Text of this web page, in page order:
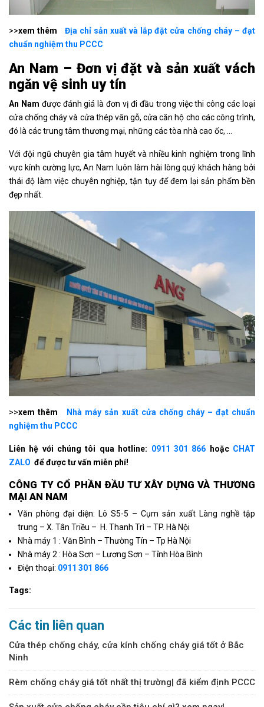
>>xem thêm
Địa chỉ sản xuất và lắp đặt cửa chống cháy – đạt
chuẩn nghiệm thu PCCC
An Nam – Đơn vị đặt và sản xuất vách
ngăn vệ sinh uy tín
An Nam được đánh giá là đơn vị đi đầu trong việc thi công các loại
cửa chống cháy và cửa thép vân gỗ, cửa căn hộ cho các công trình,
đó là các trung tâm thương mại, những các tòa nhà cao ốc, …
Với đội ngũ chuyên gia tâm huyết và nhiều kinh nghiệm trong lĩnh
vực kính cường lực, An Nam luôn làm hài lòng quý khách hàng bởi
thái độ làm việc chuyên nghiệp, tận tụy để đem lại sản phẩm bền
đẹp nhất.
>>xem thêm
Nhà máy sản xuất cửa chống cháy – đạt chuẩn
nghiệm thu PCCC
Liên hệ với chúng tôi qua hotline: 0911 301 866 hoặcCHAT
ZALO để được tư vấn miễn phí!
CÔNG TY CỔ PHẦN ÐẦU TƯ XÂY DỰNG VÀ THƯƠNG
MẠI AN NAM
Văn phòng đại diện: Lô S5-5 – Cụm sản xuất Làng nghề tập
trung – X. Tân Triều – H. Thanh Trì – TP. Hà Nội
Nhà máy 1 : Văn Bình – Thường Tín – Tp Hà Nội
Nhà máy 2 : Hòa Sơn – Lương Sơn – Tỉnh Hòa Bình
Điện thoại: 0911 301 866
Tags:
Các tin liên quan
Cửa thép chống cháy, cửa kính chống cháy giá tốt ở Bắc
Ninh
Rèm chống cháy giá tốt nhất thị trường| đã kiểm định PCCC